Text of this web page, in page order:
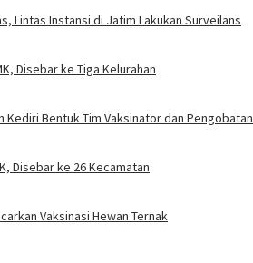
Lintas Instansi di Jatim Lakukan Surveilans
Disebar ke Tiga Kelurahan
Kediri Bentuk Tim Vaksinator dan
Disebar ke 26 Kecamatan
Vaksinasi Hewan Ternak